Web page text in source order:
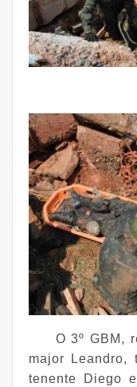
O 3º GBM,
major Leandro,
tenente Diego